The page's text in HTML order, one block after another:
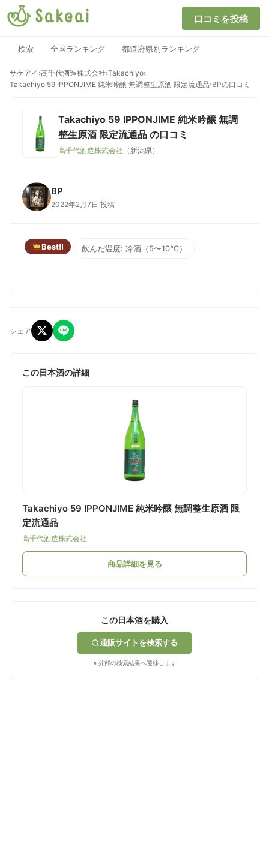
口コミを投稿
検索 全国ランキング 都道府県別ランキング
サケアイ ›高千代酒造株式会社›Takachiyo›
Takachiyo 59 IPPONJIME 純米吟醸 無調整生原酒 限定流通品›BPの口コミ
Takachiyo 59 IPPONJIME 純米吟醸 無調
整生原酒 限定流通品 の口コミ
高千代酒造株式会社 （新潟県）
BP
2022年2月7日 投稿
Best!! 飲んだ温度: 冷酒（5〜10℃）
シェア
この日本酒の詳細
Takachiyo 59 IPPONJIME 純米吟醸 無調整生原酒 限
定流通品
高千代酒造株式会社
商品詳細を見る
この日本酒を購入
通販サイトを検索する
※ 外部の検索結果へ遷移します